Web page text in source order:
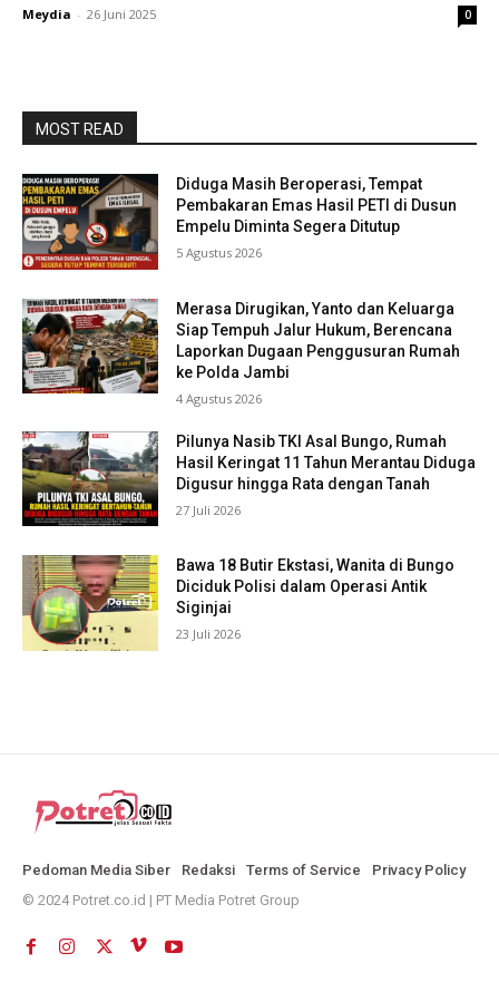
Meydia - 26 Juni 2025 0
MOST READ
Diduga Masih Beroperasi, Tempat
Pembakaran Emas Hasil PETI di Dusun
Empelu Diminta Segera Ditutup
5 Agustus 2026
Merasa Dirugikan, Yanto dan Keluarga
Siap Tempuh Jalur Hukum, Berencana
Laporkan Dugaan Penggusuran Rumah
ke Polda Jambi
4 Agustus 2026
Pilunya Nasib TKI Asal Bungo, Rumah
Hasil Keringat 11 Tahun Merantau Diduga
Digusur hingga Rata dengan Tanah
27 Juli 2026
Bawa 18 Butir Ekstasi, Wanita di Bungo
Diciduk Polisi dalam Operasi Antik
Siginjai
23 Juli 2026
Pedoman Media Siber Redaksi Terms of Service
Privacy Policy
© 2024 Potret.co.id | PT Media Potret Group